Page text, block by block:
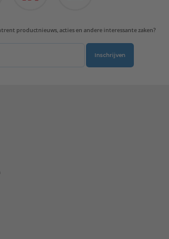
productnieuws, acties en andere interessante zaken?
Inschrijven